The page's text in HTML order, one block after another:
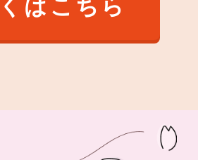
はこちら